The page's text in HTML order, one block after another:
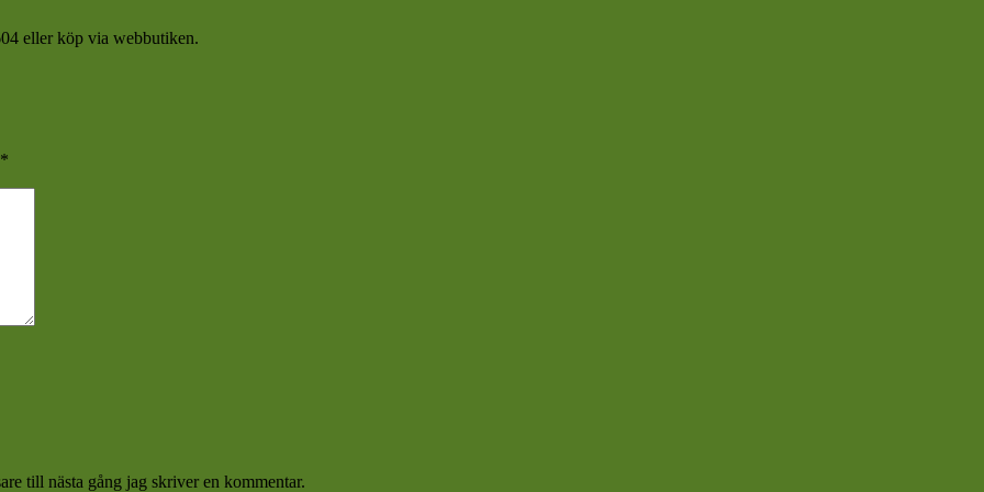
eller köp via webbutiken.
*
till nästa gång jag skriver en kommentar.